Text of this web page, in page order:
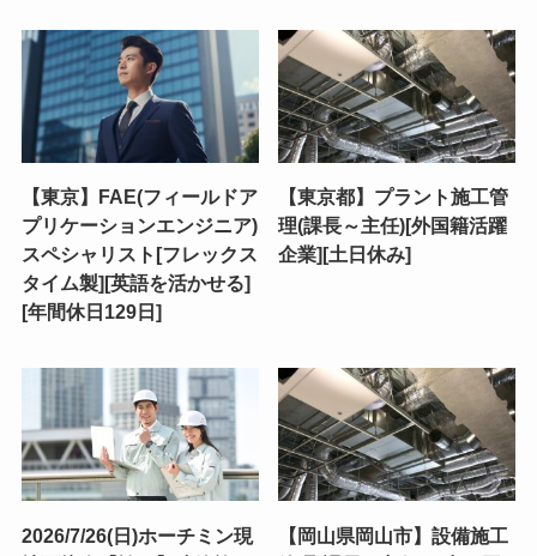
【東京】FAE(フィールドア
プリケーションエンジニア)
スペシャリスト[フレックス
タイム製][英語を活かせる]
[年間休日129日]
【東京都】プラント施工管
理(課長～主任)[外国籍活躍
企業][土日休み]
2026/7/26(日)ホーチミン現
【岡山県岡山市】設備施工